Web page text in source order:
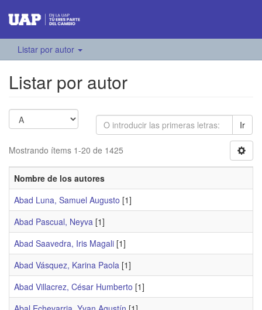
Listar por autor
Listar por autor
Ir
Mostrando ítems 1-20 de 1425
Nombre de los autores
Abad Luna, Samuel Augusto [1]
Abad Pascual, Neyva [1]
Abad Saavedra, Iris Magali [1]
Abad Vásquez, Karina Paola [1]
Abad Villacrez, César Humberto [1]